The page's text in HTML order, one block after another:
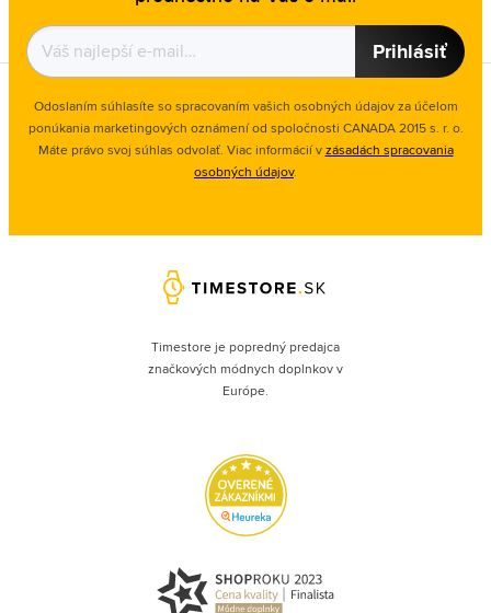
Prihlásiť
Odoslaním súhlasíte so spracovaním vašich osobných údajov za účelom
ponúkania marketingových oznámení od spoločnosti CANADA 2015 s. r. o.
Máte právo svoj súhlas odvolať. Viac informácií vzásadách spracovania
osobných údajov.
Timestore je popredný predajca
značkových módnych doplnkov v
Európe.